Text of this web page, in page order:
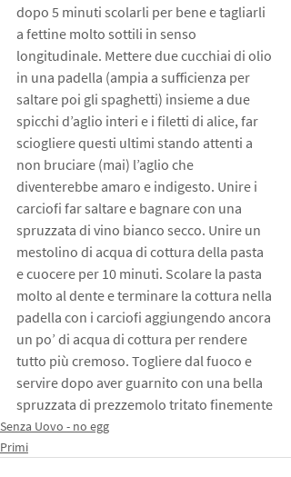
dopo 5 minuti scolarli per bene e tagliarli
a fettine molto sottili in senso
longitudinale. Mettere due cucchiai di olio
in una padella (ampia a sufficienza per
saltare poi gli spaghetti) insieme a due
spicchi d’aglio interi e i filetti di alice, far
sciogliere questi ultimi stando attenti a
non bruciare (mai) l’aglio che
diventerebbe amaro e indigesto. Unire i
carciofi far saltare e bagnare con una
spruzzata di vino bianco secco. Unire un
mestolino di acqua di cottura della pasta
e cuocere per 10 minuti. Scolare la pasta
molto al dente e terminare la cottura nella
padella con i carciofi aggiungendo ancora
un po’ di acqua di cottura per rendere
tutto più cremoso. Togliere dal fuoco e
servire dopo aver guarnito con una bella
spruzzata di prezzemolo tritato finemente
Senza Uovo - no egg
Primi